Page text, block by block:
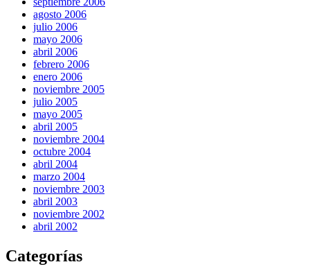
agosto 2006
julio 2006
mayo 2006
abril 2006
febrero 2006
enero 2006
noviembre 2005
julio 2005
mayo 2005
abril 2005
noviembre 2004
octubre 2004
abril 2004
marzo 2004
noviembre 2003
abril 2003
noviembre 2002
abril 2002
Categorías